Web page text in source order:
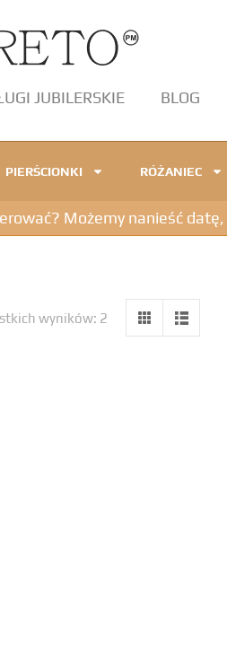
JUBILERSKIE BLOG
PIERŚCIONKI RÓŻANIEC
Możemy nanieść datę,
wyników: 2